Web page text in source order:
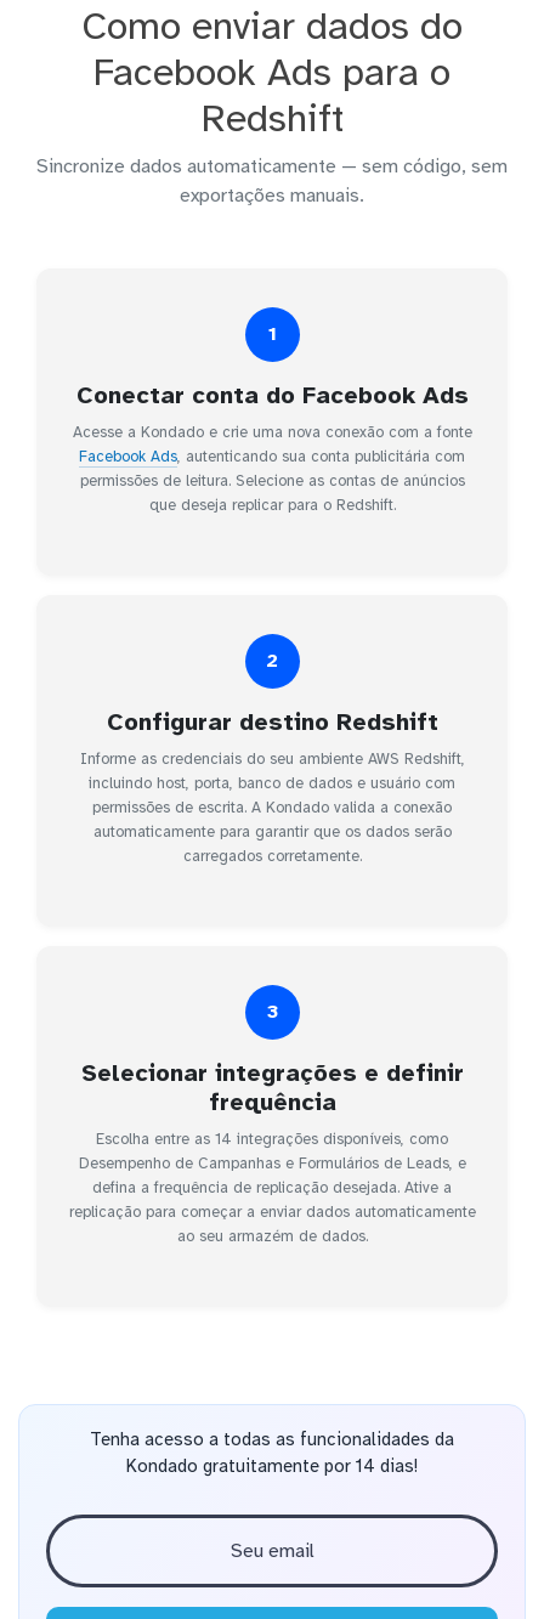
Como enviar dados do
Facebook Ads para o
Redshift
Sincronize dados automaticamente — sem código, sem
exportações manuais.
1
Conectar conta do Facebook Ads
Acesse a Kondado e crie uma nova conexão com a fonte
Facebook Ads, autenticando sua conta publicitária com
permissões de leitura. Selecione as contas de anúncios
que deseja replicar para o Redshift.
2
Configurar destino Redshift
Informe as credenciais do seu ambiente AWS Redshift,
incluindo host, porta, banco de dados e usuário com
permissões de escrita. A Kondado valida a conexão
automaticamente para garantir que os dados serão
carregados corretamente.
3
Selecionar integrações e definir
frequência
Escolha entre as 14 integrações disponíveis, como
Desempenho de Campanhas e Formulários de Leads, e
defina a frequência de replicação desejada. Ative a
replicação para começar a enviar dados automaticamente
ao seu armazém de dados.
Tenha acesso a todas as funcionalidades da
Kondado gratuitamente por 14 dias!